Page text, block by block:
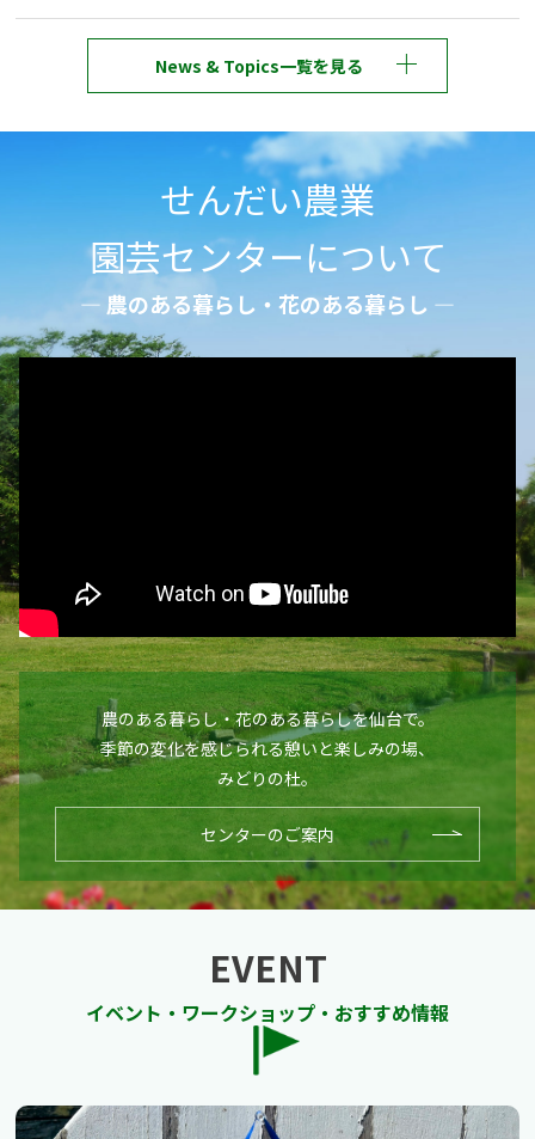
News & Topics一覧を見る
せんだい農業
園芸センターについて
― 農のある暮らし・花のある暮らし ―
農のある暮らし・花のある暮らしを仙台で。
季節の変化を感じられる憩いと楽しみの場、
みどりの杜。
センターのご案内
EVENT
イベント・ワークショップ・おすすめ情報